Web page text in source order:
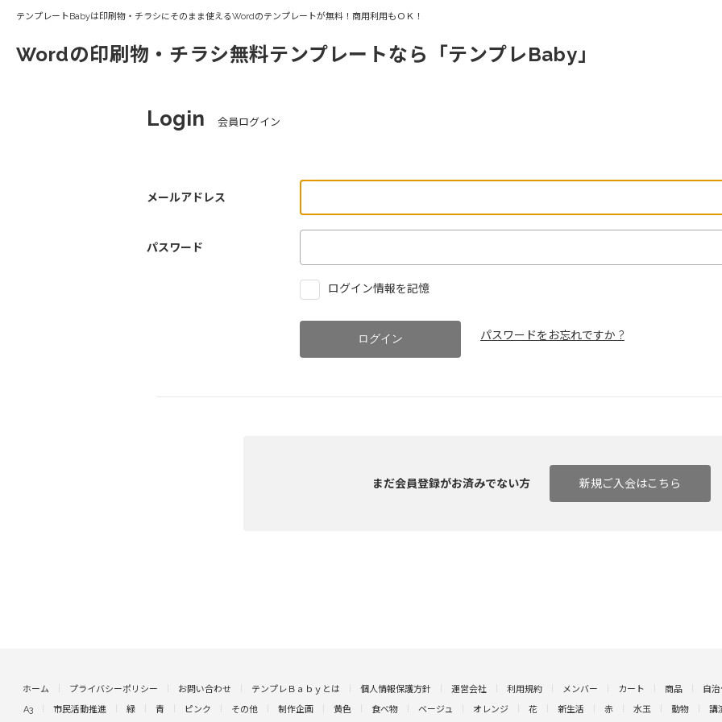
テンプレートBabyは印刷物・チラシにそのまま使えるWordのテンプレートが無料！商用利用もＯＫ！
Wordの印刷物・チラシ無料テンプレートなら「テンプレBaby」
Login 会員ログイン
メールアドレス
パスワード
ログイン情報を記憶
パスワードをお忘れですか ?
まだ会員登録がお済みでない方 新規ご入会はこちら
ホーム プライバシーポリシー お問い合わせ テンプレＢａｂｙとは 個人情報保護方針 運営会社 利用規約 メンバー カート 商品
自
A3
市民活動推進 緑 青 ピンク その他 制作企画 黄色 食べ物 ベージュ オレンジ 花 新生活 赤 水玉 動物 講